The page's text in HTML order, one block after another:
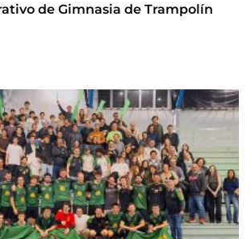
de Gimnasia de Trampolín